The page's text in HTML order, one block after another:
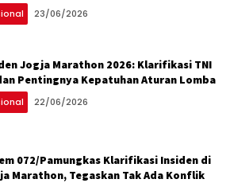
23/06/2026
Jogja Marathon 2026: Klarifikasi TNI
Pentingnya Kepatuhan Aturan Lomba
22/06/2026
072/Pamungkas Klarifikasi Insiden di
Marathon, Tegaskan Tak Ada Konflik